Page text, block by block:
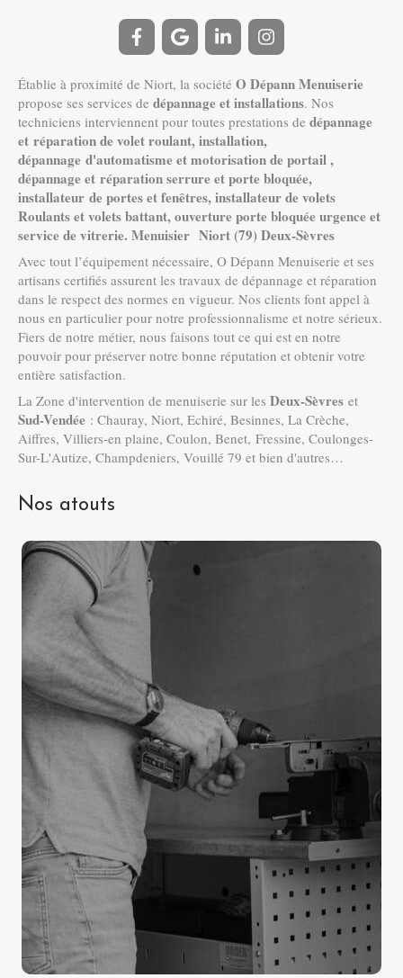
Établie à proximité de Niort, la société O Dépann Menuiserie
propose ses services de dépannage et installations. Nos
techniciens interviennent pour toutes prestations de dépannage
et réparation de volet roulant, installation,
dépannage d'automatisme et motorisation de portail ,
dépannage et réparation serrure et porte bloquée,
installateur de portes et fenêtres, installateur de volets
Roulants et volets battant, ouverture porte bloquée urgence et
service de vitrerie. Menuisier Niort (79) Deux-Sèvres
Avec tout l’équipement nécessaire, O Dépann Menuiserie et ses
artisans certifiés assurent les travaux de dépannage et réparation
dans le respect des normes en vigueur. Nos clients font appel à
nous en particulier pour notre professionnalisme et notre sérieux.
Fiers de notre métier, nous faisons tout ce qui est en notre
pouvoir pour préserver notre bonne réputation et obtenir votre
entière satisfaction.
La Zone d'intervention de menuiserie sur les Deux-Sèvres et
Sud-Vendée : Chauray, Niort, Echiré, Besinnes, La Crèche,
Aiffres, Villiers-en plaine, Coulon, Benet, Fressine, Coulonges-
Sur-L'Autize, Champdeniers, Vouillé 79 et bien d'autres…
Nos atouts